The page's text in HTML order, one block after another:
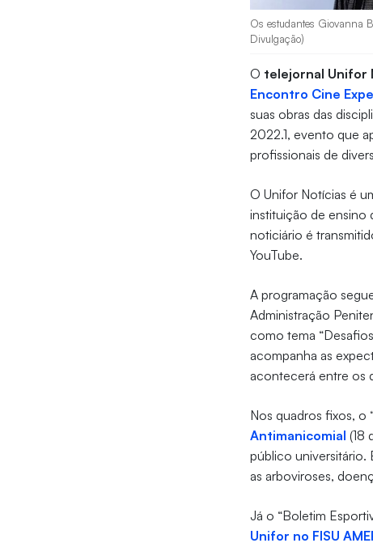
Os estudantes Giovanna
Divulgação)
O telejornal Unifor
Encontro Cine
suas obras das
2022.1, evento que
profissionais de
O Unifor Notícias é
instituição de ensino
noticiário é
YouTube.
A programação
Administração
como tema
acompanha as
acontecerá entre os
Nos quadros fixos, o
Antimanicomial (18
público universitário.
as arboviroses,
Já o “Boletim
Unifor no FISU